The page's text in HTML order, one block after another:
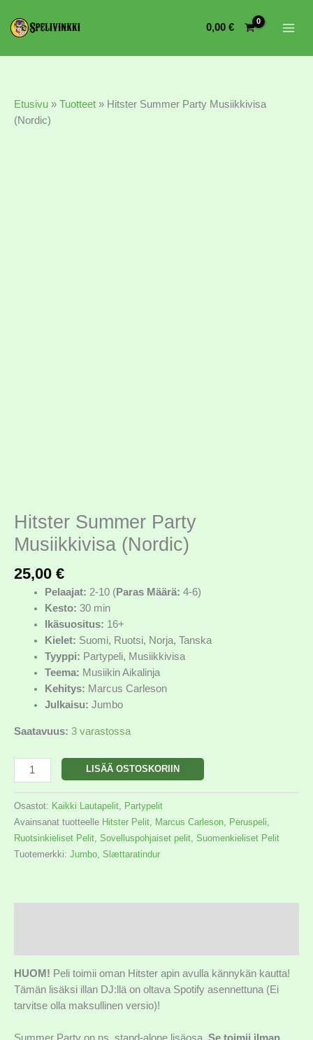
0,00 €
Etusivu » Tuotteet » Hitster Summer Party Musiikkivisa
(Nordic)
Hitster Summer Party
Musiikkivisa (Nordic)
25,00 €
Pelaajat: 2-10 (Paras Määrä: 4-6)
Kesto: 30 min
Ikäsuositus: 16+
Kielet: Suomi, Ruotsi, Norja, Tanska
Tyyppi: Partypeli, Musiikkivisa
Teema: Musiikin Aikalinja
Kehitys: Marcus Carleson
Julkaisu: Jumbo
Saatavuus: 3 varastossa
LISÄÄ OSTOSKORIIN
Osastot: Kaikki Lautapelit Partypelit
Avainsanat tuotteelle Hitster Pelit Marcus Carleson Peruspeli
Ruotsinkieliset Pelit Sovelluspohjaiset pelit Suomenkieliset Pelit
Tuotemerkki: Jumbo Slættaratindur
HUOM! Peli toimii oman Hitster apin avulla kännykän kautta!
Tämän lisäksi illan DJ:llä on oltava Spotify asennettuna (Ei
tarvitse olla maksullinen versio)!